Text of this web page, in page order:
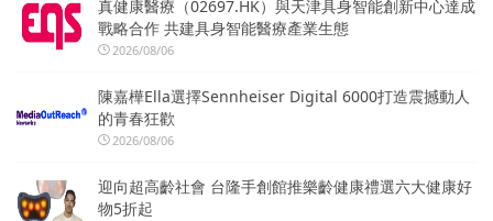
真健康醫療（02697.HK）與天津具身智能創新中心達成
戰略合作 共建具身智能醫療產業生態
2026/08/06
陳嘉樺Ella選擇Sennheiser Digital 6000打造震撼動人
的青春狂歡
2026/08/06
迎向超高齡社會 台隆手創館推樂齡健康禮選六大健康好
物5折起